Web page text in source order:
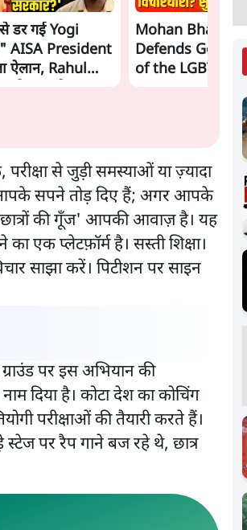
से डर गई Yogi
AISA President
ऐलान, Rahul
Mohan Bhagwat
Defends Gen Z!
of the LGBTQ
the RSS's New
से जुड़ी समस्याओं या ज़्यादा
आपके सपने तोड़ दिए हैं; अगर आपके
की गूँज' आपकी आवाज़ है। यह
एक प्लेटफ़ॉर्म है। सस्ती शिक्षा।
साझा करें। पिटीशन पर साइन
पर इस अभियान की
दिया है। कोटा देश का कोचिंग
परीक्षाओं की तैयारी करते हैं।
स्टेज पर रैप गाने बज रहे थे, छात्र